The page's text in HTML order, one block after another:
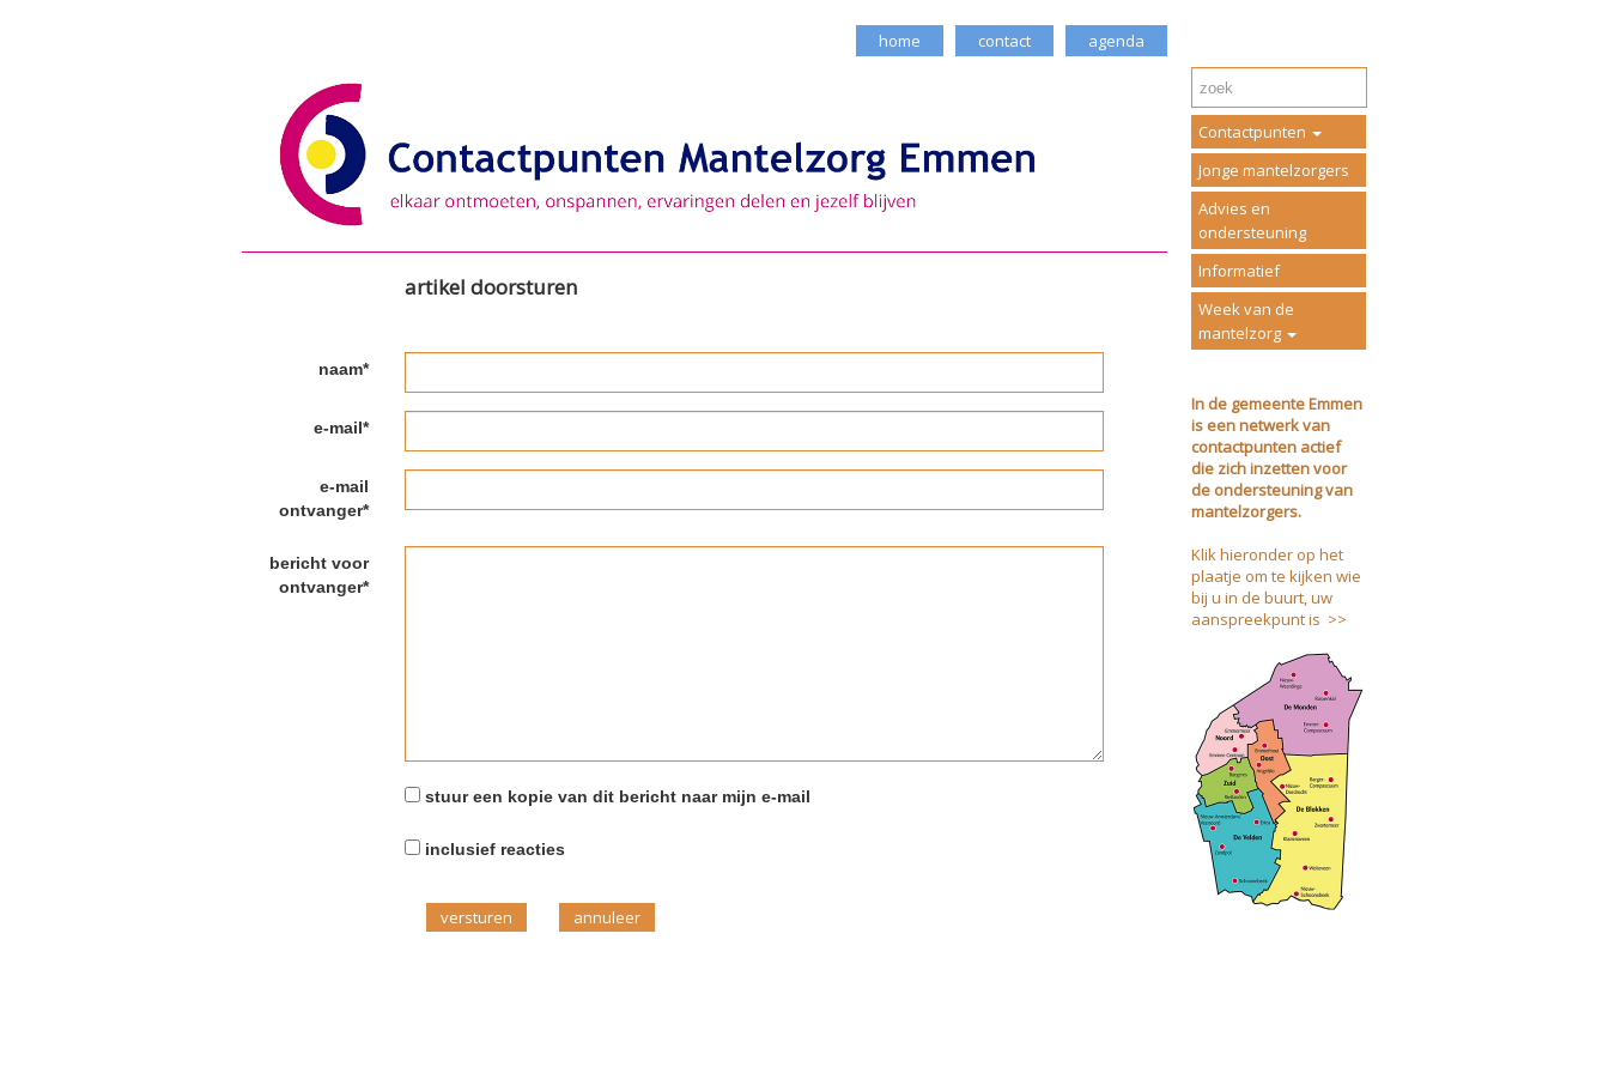
home contact agenda
artikel doorsturen
naam*
e-mail*
e-mail
ontvanger*
bericht voor
ontvanger*
stuur een kopie van dit bericht naar mijn e-mail
inclusief reacties
versturen
Contactpunten
Jonge mantelzorgers
Advies en
ondersteuning
Informatief
Week van de
mantelzorg
In de gemeente Emmen
is een netwerk van
contactpunten actief
die zich inzetten voor
de ondersteuning van
mantelzorgers.
Klik hieronder op het
plaatje om te kijken wie
bij u in de buurt, uw
aanspreekpunt is >>